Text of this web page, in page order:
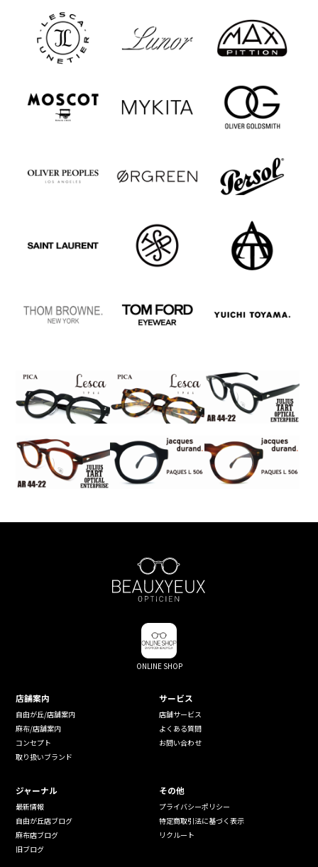
ONLINE SHOP
店舗案内
自由が丘/店舗案内
麻布/店舗案内
コンセプト
取り扱いブランド
サービス
店舗サービス
よくある質問
お問い合わせ
ジャーナル
最新情報
自由が丘店ブログ
麻布店ブログ
旧ブログ
その他
プライバシーポリシー
特定商取引法に基づく表示
リクルート